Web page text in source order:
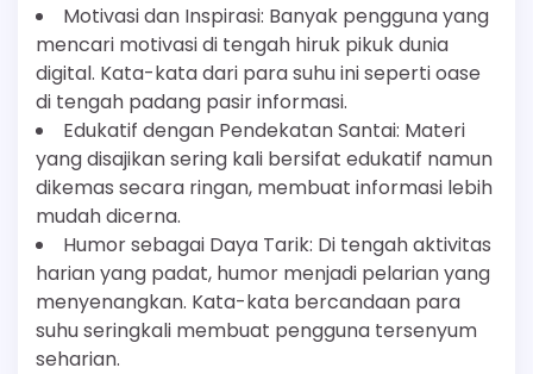
Motivasi dan Inspirasi: Banyak pengguna yang
mencari motivasi di tengah hiruk pikuk dunia
digital. Kata-kata dari para suhu ini seperti oase
di tengah padang pasir informasi.
Edukatif dengan Pendekatan Santai: Materi
yang disajikan sering kali bersifat edukatif namun
dikemas secara ringan, membuat informasi lebih
mudah dicerna.
Humor sebagai Daya Tarik: Di tengah aktivitas
harian yang padat, humor menjadi pelarian yang
menyenangkan. Kata-kata bercandaan para
suhu seringkali membuat pengguna tersenyum
seharian.